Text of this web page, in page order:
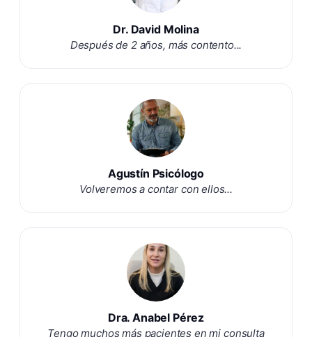
Dr. David Molina
Después de 2 años, más contento...
Agustín Psicólogo
Volveremos a contar con ellos...
Dra. Anabel Pérez
Tengo muchos más pacientes en mi consulta